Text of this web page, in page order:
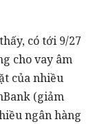
có tới 9/27
cho vay âm
của nhiều
(giảm
ngân hàng